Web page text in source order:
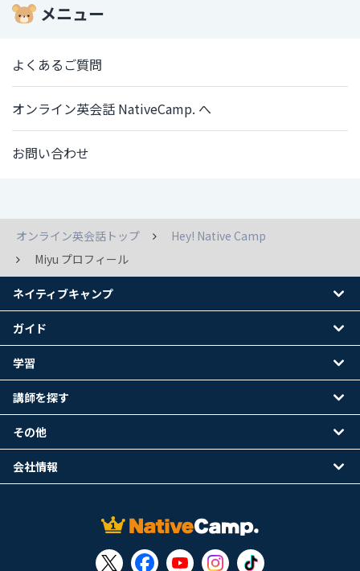
メニュー
よくあるご質問
オンライン英会話 NativeCamp. へ
お問い合わせ
オンライン英会話トップ
Hey! Native Camp
Miyu プロフィール
ネイティブキャンプ
ガイド
学習
講師を探す
その他
会社情報